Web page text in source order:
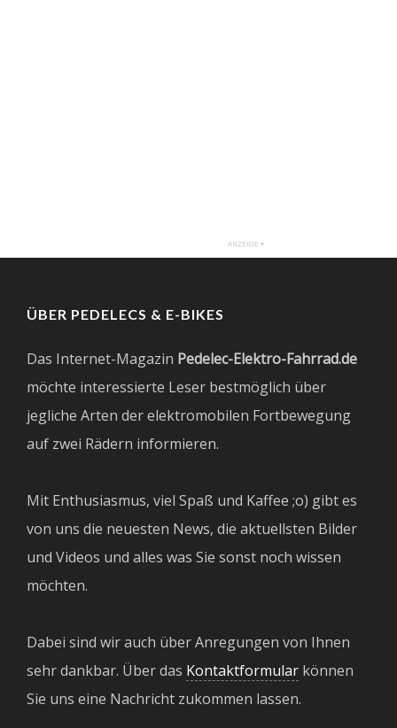
ÜBER PEDELECS & E-BIKES
Das Internet-Magazin Pedelec-Elektro-Fahrrad.de
möchte interessierte Leser bestmöglich über
jegliche Arten der elektromobilen Fortbewegung
auf zwei Rädern informieren.
Mit Enthusiasmus, viel Spaß und Kaffee ;o) gibt es
von uns die neuesten News, die aktuellsten Bilder
und Videos und alles was Sie sonst noch wissen
möchten.
Dabei sind wir auch über Anregungen von Ihnen
sehr dankbar. Über das Kontaktformular können
Sie uns eine Nachricht zukommen lassen.